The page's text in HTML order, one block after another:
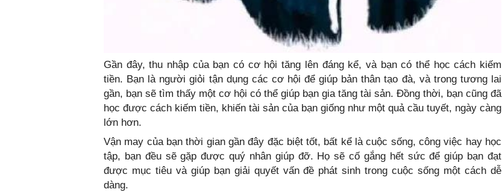
Gần đây, thu nhập của bạn có cơ hội tăng lên đáng kể, và bạn có thể học cách kiếm
tiền. Bạn là người giỏi tận dụng các cơ hội để giúp bản thân tạo đà, và trong tương lai
gần, bạn sẽ tìm thấy một cơ hội có thể giúp bạn gia tăng tài sản. Đồng thời, bạn cũng đã
học được cách kiếm tiền, khiến tài sản của bạn giống như một quả cầu tuyết, ngày càng
lớn hơn.
Vận may của bạn thời gian gần đây đặc biệt tốt, bất kể là cuộc sống, công việc hay học
tập, bạn đều sẽ gặp được quý nhân giúp đỡ. Họ sẽ cố gắng hết sức để giúp bạn đạt
được mục tiêu và giúp bạn giải quyết vấn đề phát sinh trong cuộc sống một cách dễ
dàng.